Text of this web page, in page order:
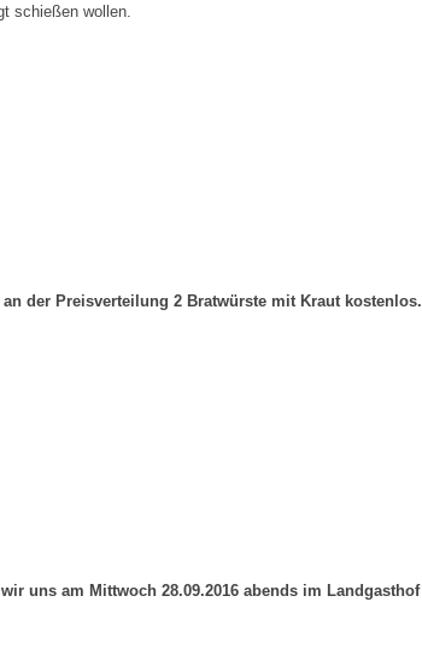
schießen wollen.
der Preisverteilung 2 Bratwürste mit Kraut kostenlos.
uns am Mittwoch 28.09.2016 abends im Landgasthof